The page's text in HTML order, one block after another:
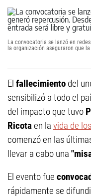
La convocatoria se lanzó en
la organización aseguraron que
El fallecimiento del
sensibilizó a todo el
del impacto que tuvo
Ricotaen la vida de los
comenzó en las
llevar a cabo una
El evento fue
rápidamente se